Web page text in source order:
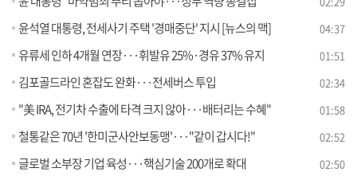
윤석열 대통령, 전세사기 주택 '경매중단' 지시 [뉴스의 맥] 04:37
유류세 인하 4개월 연장···휘발유 25%·경유 37% 유지 01:51
김포골드라인 혼잡도 완화···전세버스 투입 02:34
"美 IRA, 전기차 수출에 타격 크지 않아···배터리는 수혜" 01:58
철통같은 70년 '한미군사안보동맹'···"같이 갑시다!" 02:52
글로벌 소부장 기업 육성···핵심기술 200개로 확대 02:50